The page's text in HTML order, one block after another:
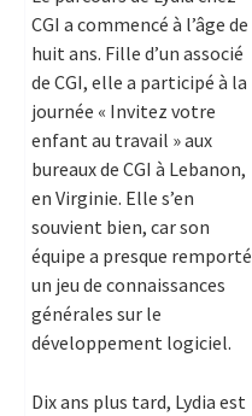
CGI a commencé à l’âge de
huit ans. Fille d’un associé
de CGI, elle a participé à la
journée « Invitez votre
enfant au travail » aux
bureaux de CGI à Lebanon,
en Virginie. Elle s’en
souvient bien, car son
équipe a presque remporté
un jeu de connaissances
générales sur le
développement logiciel.
Dix ans plus tard, Lydia est